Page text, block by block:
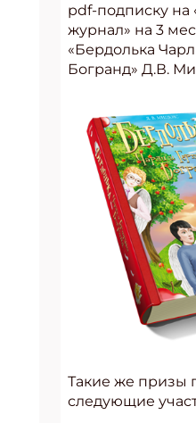
pdf-подписку на
журнал» на 3
«Бердолька
Богранд» Д.В.
Такие же призы
следующие